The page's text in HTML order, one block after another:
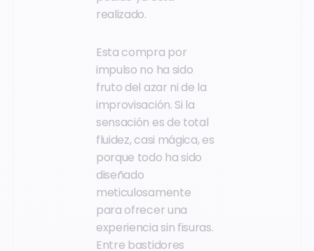
realizado.
Esta compra por
impulso no ha sido
fruto del azar ni de la
improvisación. Si la
sensación es de total
fluidez, casi mágica, es
porque todo ha sido
diseñado
meticulosamente
para ofrecer una
experiencia sin fisuras.
Entre bastidores